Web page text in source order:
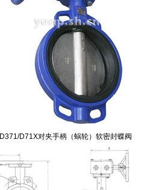
D371/D71X对夹手柄（蜗轮）软密封蝶阀